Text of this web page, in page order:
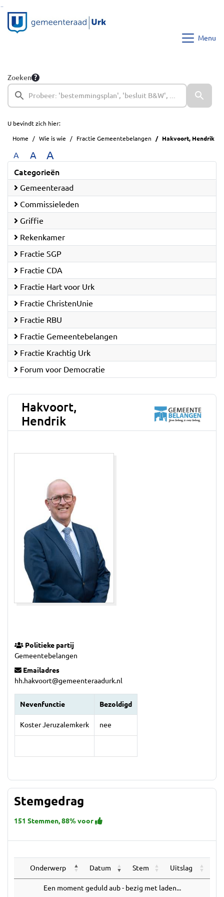
Ga naar de inhoud van deze pagina
Ga naar het zoeken
Ga naar het menu
Menu
Zoeken
U bevindt zich hier:
Home Wie is wie Fractie Gemeentebelangen Hakvoort, Hendrik
A A A
Categorieën
Gemeenteraad
Commissieleden
Griffie
Rekenkamer
Fractie SGP
Fractie CDA
Fractie Hart voor Urk
Fractie ChristenUnie
Fractie RBU
Fractie Gemeentebelangen
Fractie Krachtig Urk
Forum voor Democratie
Hakvoort,
Hendrik
Politieke partij
Gemeentebelangen
Emailadres
hh.hakvoort@gemeenteraadurk.nl
Nevenfunctie Bezoldigd
Koster Jeruzalemkerk nee
Stemgedrag
151 Stemmen, 88% voor
Onderwerp Datum Stem Uitslag
Een moment geduld aub - bezig met laden...